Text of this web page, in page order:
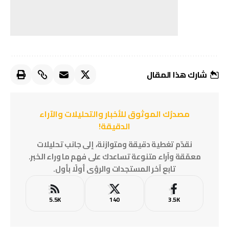
شارك هذا المقال
مصدرُك الموثوق للأخبار والتحليلات والآراء
الدقيقة!
نقدّم تغطية دقيقة ومتوازنة، إلى جانب تحليلات
معمّقة وآراء متنوعة تساعدك على فهم ما وراء الخبر.
تابع آخر المستجدات والرؤى أولًا بأول.
3.5K
140
5.5K